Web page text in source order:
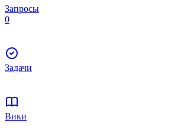
Запросы
0
Задачи
Вики